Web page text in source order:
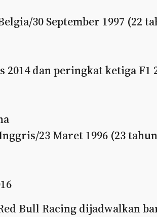
30 September 1997 (22
2014 dan peringkat ketiga F1
23 Maret 1996 (23
Bull Racing dijadwalkan